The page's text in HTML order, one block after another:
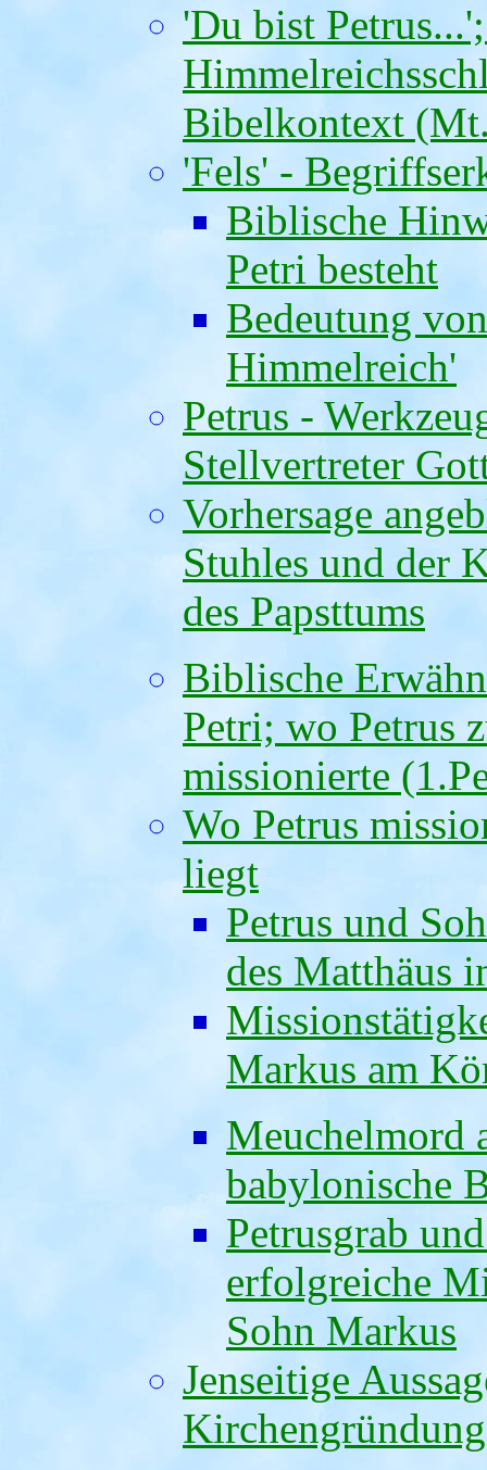
'Du bist
Bibelkontext
'Fels' -
Biblische
Petri besteht
Bedeutung
Himmelreich'
Petrus -
Stellvertreter
Vorhersage
Stuhles und der
des Papsttums
Biblische
Petri; wo Petrus
missionierte
Wo Petrus
liegt
Petrus und
des Matthäus
Markus am
Meuchelmord
babylonische
Petrusgrab
erfolgreiche
Sohn Markus
Jenseitige